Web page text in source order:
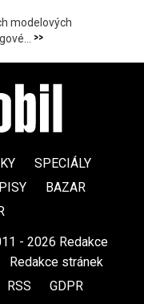
modelových
>>
SPECIÁLY
BAZAR
- 2026 Redakce
Redakce stránek
RSS GDPR